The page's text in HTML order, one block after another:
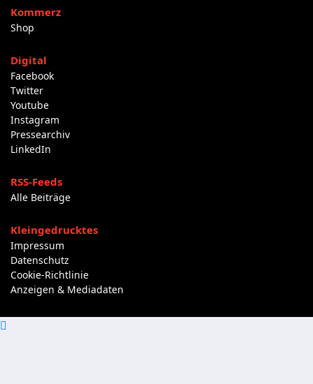
Kommerz
Shop
Digital
Facebook
Twitter
Youtube
Instagram
Pressearchiv
LinkedIn
RSS-Feeds
Alle Beiträge
Kleingedrucktes
Impressum
Datenschutz
Cookie-Richtlinie
Anzeigen & Mediadaten